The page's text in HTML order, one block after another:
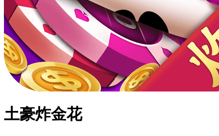
土豪炸金花